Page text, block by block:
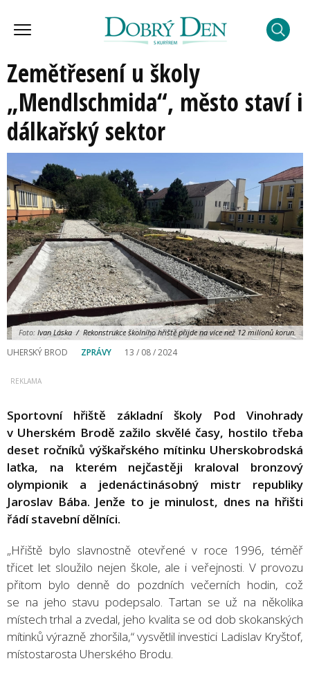
Zemětřesení u školy
„Mendlschmida“, město staví i
dálkařský sektor
Foto: Ivan Láska / Rekonstrukce školního hřiště přijde na více než 12 milíonů korun.
UHERSKÝ BROD ZPRÁVY 13 / 08 / 2024
Sportovní hřiště základní školy Pod Vinohrady
v Uherském Brodě zažilo skvělé časy, hostilo třeba
deset ročníků výškařského mítinku Uherskobrodská
laťka, na kterém nejčastěji kraloval bronzový
olympionik a jedenáctinásobný mistr republiky
Jaroslav Bába. Jenže to je minulost, dnes na hřišti
řádí stavební dělníci.
„Hřiště bylo slavnostně otevřené v roce 1996, téměř
třicet let sloužilo nejen škole, ale i veřejnosti. V provozu
přitom bylo denně do pozdních večerních hodin, což
se na jeho stavu podepsalo. Tartan se už na několika
místech trhal a zvedal, jeho kvalita se od dob skokanských
mítinků výrazně zhoršila,“ vysvětlil investici Ladislav Kryštof,
místostarosta Uherského Brodu.